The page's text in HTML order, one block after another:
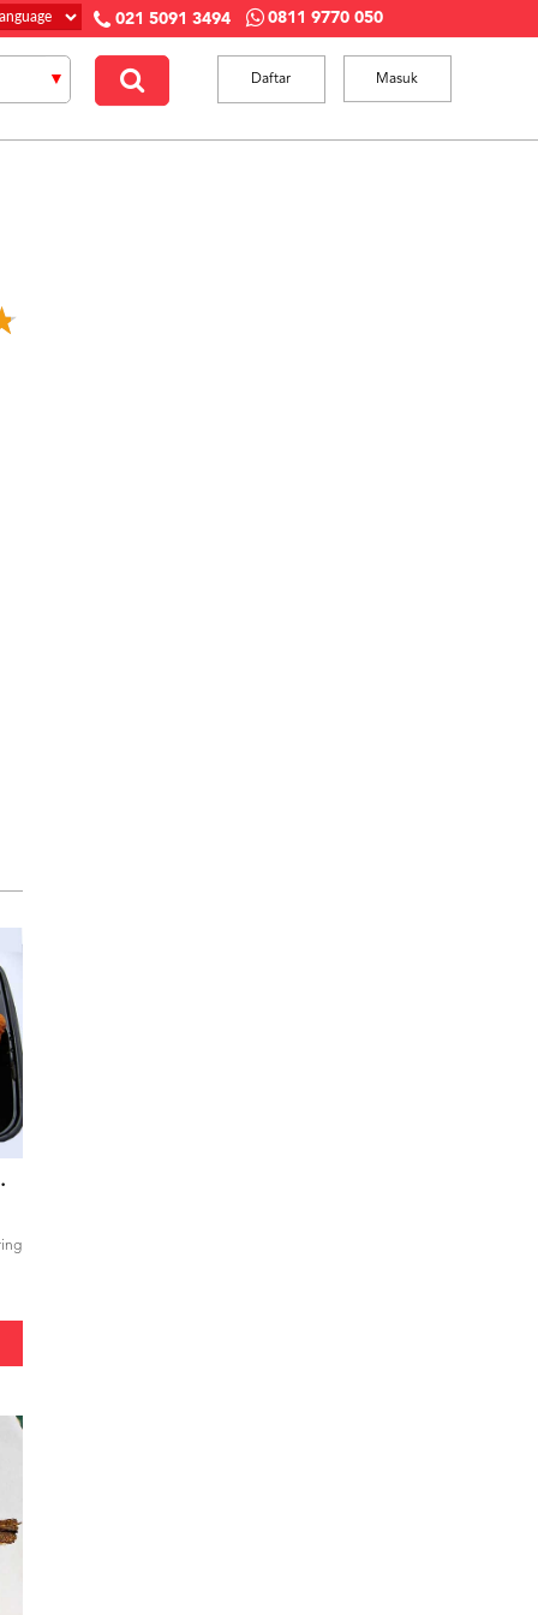
021 5091 3494 0811 9770 050
Masuk
Daftar
Jagung